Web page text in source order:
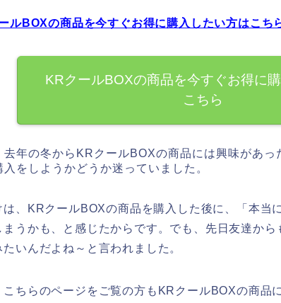
ルBOXの商品を今すぐお得に購入したい方はこち
KRクールBOXの商品を今すぐお得に
こちら
去年の冬からKRクールBOXの商品には興味があ
入をしようかどうか迷っていました。
は、KRクールBOXの商品を購入した後に、「本当
まうかも、と感じたからです。でも、先日友達か
いんだよね～と言われました。
こちらのページをご覧の方もKRクールBOXの商品